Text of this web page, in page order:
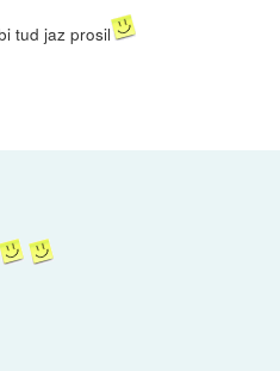
tud jaz prosil